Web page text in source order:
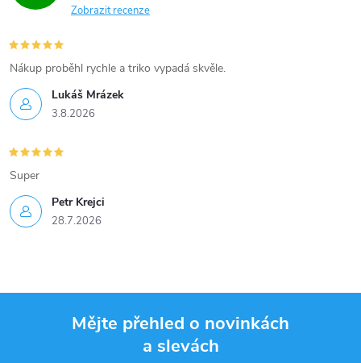
Zobrazit recenze
Lukáš Mrázek
3.8.2026
Nákup proběhl rychle a triko vypadá skvěle.
Petr Krejci
28.7.2026
Super
Mějte přehled o novinkách
a slevách